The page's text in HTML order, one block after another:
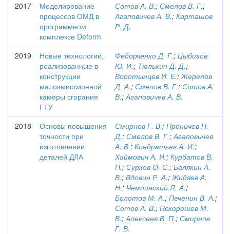
2017
Моделирование
процессов ОМД в
программном
комплексе Deform
Сотов А. В.; Смелов В. Г.;
Агаповичев А. В.; Карташов
Р. Д.
2019
Новые технологии,
реализованные в
конструкции
малоэмиссионной
камеры сгорания
ГТУ
Федорченко Д. Г.; Цыбизов
Ю. И.; Тюлькин Д. Д.;
Воротынцев И. Е.;Жерелов
Д. А.; Смелов В. Г.; Сотов А.
В.;Агаповичев А. В.
2018
Основы повышения
точности при
изготовлении
деталей ДЛА
Смирнов Г. В.; Проничев Н.
Д.; Смелов В. Г.;Агаповичев
А. В.; Кондратьев А. И.;
Хаймович А. И.; Курбатов В.
П.; Сурков О. С.; Балякин А.
В.; Вдовин Р. А.;Жидяев А.
Н.; Чемпинский Л. А.;
Болотов М. А.; Печенин В. А.;
Сотов А. В.; Нехорошев М.
В.;Алексеев В. П.; Смирнов
Г. В.